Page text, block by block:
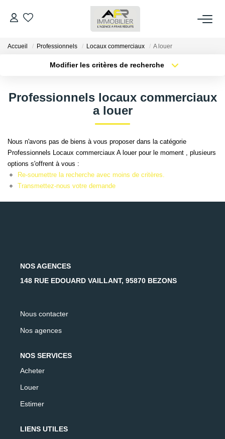
ACHETER
ESTIMER
FAIRE GÉRER
NOS AGENCES
AFR IMMOBILIER Chatou - Transaction
AFR IMMOBILIER Houilles
Accueil Professionnels Locaux commerciaux A louer
Modifier les critères de recherche
Type de bien
Créer une alerte
Professionnels locaux commerciaux
a louer
Nous n'avons pas de biens à vous proposer dans la catégorie
Professionnels Locaux commerciaux A louer pour le moment , plusieurs
options s'offrent à vous :
Re-soumettre la recherche avec moins de critères.
Transmettez-nous votre demande
NOS AGENCES
148 RUE EDOUARD VAILLANT, 95870 BEZONS
Nous contacter
Nos agences
NOS SERVICES
Acheter
Louer
Estimer
LIENS UTILES